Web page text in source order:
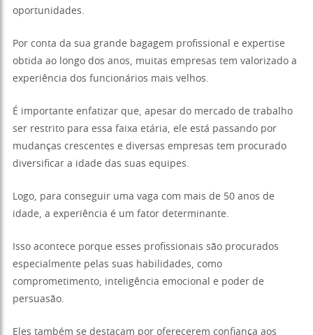
oportunidades.
Por conta da sua grande bagagem profissional e expertise
obtida ao longo dos anos, muitas empresas tem valorizado a
experiência dos funcionários mais velhos.
É importante enfatizar que, apesar do mercado de trabalho
ser restrito para essa faixa etária, ele está passando por
mudanças crescentes e diversas empresas tem procurado
diversificar a idade das suas equipes.
Logo, para conseguir uma vaga com mais de 50 anos de
idade, a experiência é um fator determinante.
Isso acontece porque esses profissionais são procurados
especialmente pelas suas habilidades, como
comprometimento, inteligência emocional e poder de
persuasão.
Eles também se destacam por oferecerem confiança aos